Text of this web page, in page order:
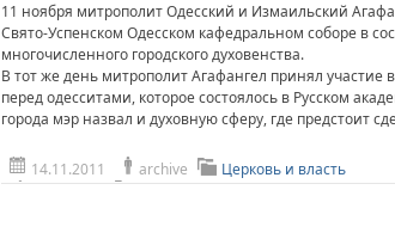
11 ноября митрополит Одесский и Измаильский
Свято-Успенском Одесском кафедральном соборе в
многочисленного городского духовенства.
В тот же день митрополит Агафангел принял участие
перед одесситами, которое состоялось в Русском
города мэр назвал и духовную сферу, где предстоит
14.11.2011 archive Церковь и власть